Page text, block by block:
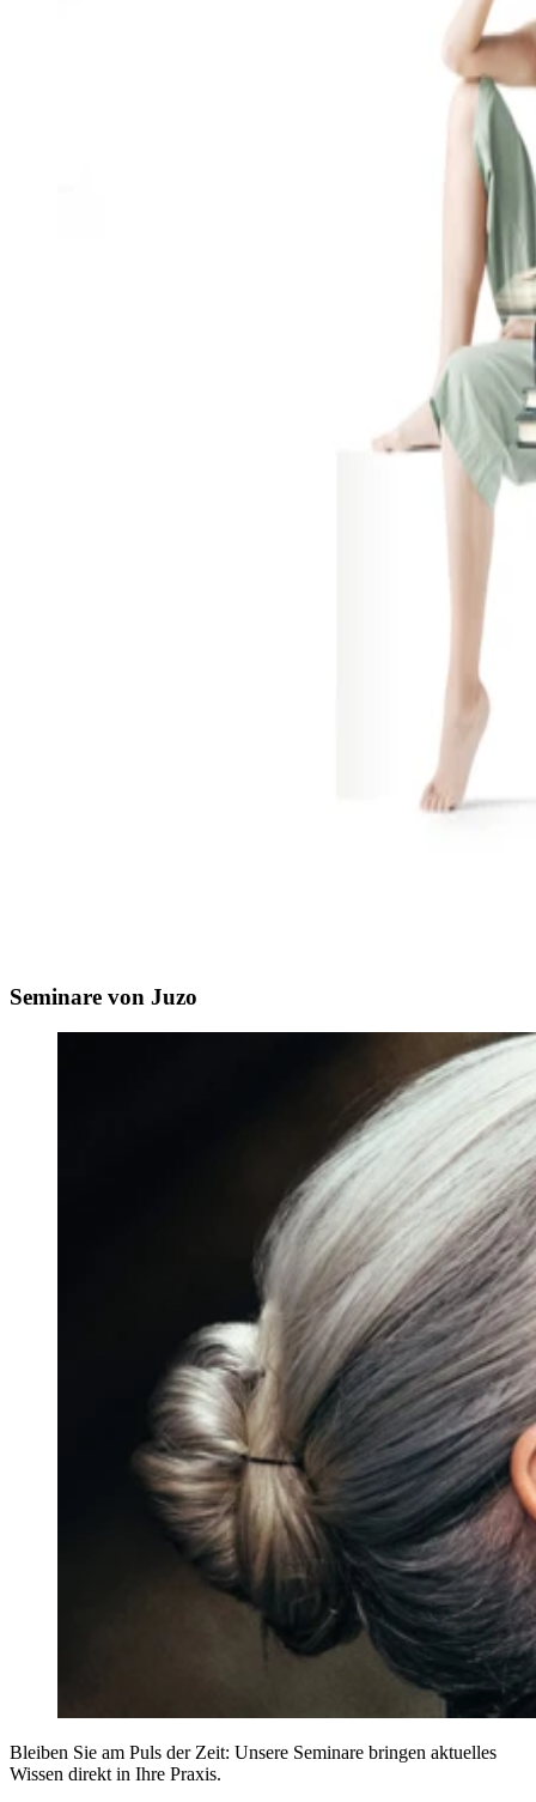
Seminare von Juzo
Bleiben Sie am Puls der Zeit: Unsere Seminare bringen aktuelles
Wissen direkt in Ihre Praxis.